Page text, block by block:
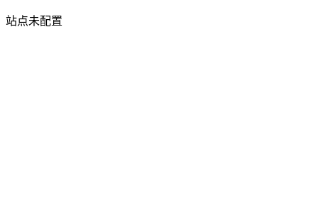
站点未配置